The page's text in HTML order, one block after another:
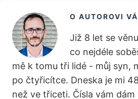
O AUTOROVI
Již 8 let se
co nejdéle
mě k tomu tři lidé - můj syn,
po čtyřicítce. Dneska je mi
než ve třiceti. Čísla vám